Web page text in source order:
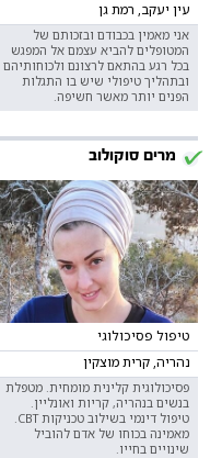
עין יעקב, רמת גן
אני מאמין בכבודם ובזכותם של
המטופלים להביא עצמם אל המפגש
בכל רגע בהתאם לרצונם ולכוחותיהם
ובתהליך טיפולי שיש בו התגלות
הפנים יותר מאשר חשיפה.
מרים סוקולוב
טיפול פסיכולוגי
נהריה, קרית מוצקין
פסיכולוגית קלינית מומחית. מטפלת
בנשים בנהריה, קריות ואונליין.
מאמינה בכוחו של אדם להוביל
שינויים בחייו.